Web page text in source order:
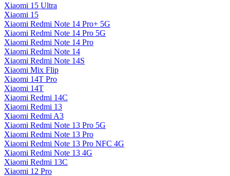
Xiaomi 15 Ultra
Xiaomi 15
Xiaomi Redmi Note 14 Pro+ 5G
Xiaomi Redmi Note 14 Pro 5G
Xiaomi Redmi Note 14 Pro
Xiaomi Redmi Note 14
Xiaomi Redmi Note 14S
Xiaomi Mix Flip
Xiaomi 14T Pro
Xiaomi 14T
Xiaomi Redmi 14C
Xiaomi Redmi 13
Xiaomi Redmi A3
Xiaomi Redmi Note 13 Pro 5G
Xiaomi Redmi Note 13 Pro
Xiaomi Redmi Note 13 Pro NFC 4G
Xiaomi Redmi Note 13 4G
Xiaomi Redmi 13C
Xiaomi 12 Pro